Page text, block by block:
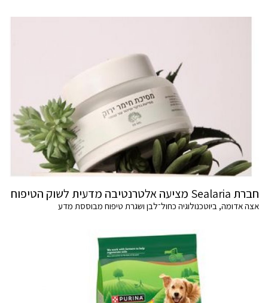
חברת Sealaria מציעה אלטרנטיבה מדעית לשוק הטיפוח
אצה אדומה, ביוטכנולוגיה כחול־לבן ושגרת טיפוח מבוססת מדע